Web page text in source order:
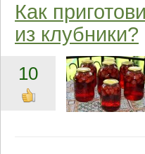
Как
из клубники?
10